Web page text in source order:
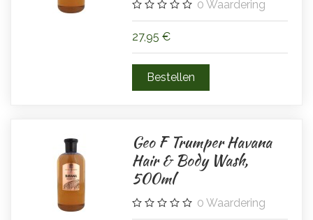
0 Waardering
27,95 €
Geo F Trumper Havana
Hair & Body Wash,
500ml
0 Waardering